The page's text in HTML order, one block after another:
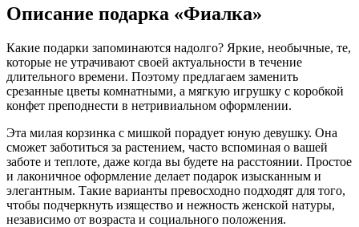
Описание подарка «Фиалка»
Какие подарки запоминаются надолго? Яркие, необычные, те,
которые не утрачивают своей актуальности в течение
длительного времени. Поэтому предлагаем заменить
срезанные цветы комнатными, а мягкую игрушку с коробкой
конфет преподнести в нетривиальном оформлении.
Эта милая корзинка с мишкой порадует юную девушку. Она
сможет заботиться за растением, часто вспоминая о вашей
заботе и теплоте, даже когда вы будете на расстоянии. Простое
и лаконичное оформление делает подарок изысканным и
элегантным. Такие варианты превосходно подходят для того,
чтобы подчеркнуть изящество и нежность женской натуры,
независимо от возраста и социального положения.